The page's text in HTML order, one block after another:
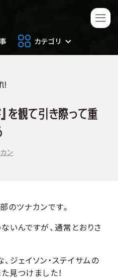
カテゴリ
日常のサバイバル
を観て引き際って重
ン
のツナカンです。
いんですが、通常とおりさ
ジェイソン・ステイサムの
見つけました！